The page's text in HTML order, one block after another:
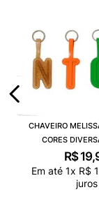
CHAVEIRO
CORES
R$ 19,
Em até 1x R$
juros